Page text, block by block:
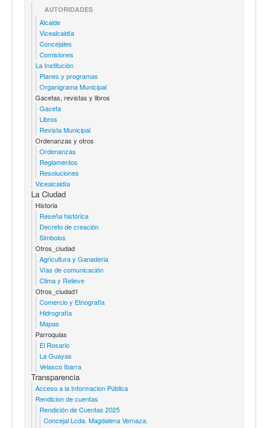
AUTORIDADES
Alcalde
Vicealcaldía
Concejales
Comisiones
La Institución
Planes y programas
Organigrama Municipal
Gacetas, revistas y libros
Gaceta
Libros
Revista Municipal
Ordenanzas y otros
Ordenanzas
Reglamentos
Resoluciones
Vicealcaldía
La Ciudad
Historia
Reseña histórica
Decreto de creación
Simbolos
Otros_ciudad
Agricultura y Ganaderia
Vías de comunicación
Clima y Relieve
Otros_ciudad1
Comercio y Etnografía
Hidrografía
Mapas
Parroquias
El Rosario
La Guayas
Velasco Ibarra
Transparencia
Acceso a la Informacion Pública
Rendicion de cuentas
Rendición de Cuentas 2025
Concejal Lcda. Magdalena Vernaza.